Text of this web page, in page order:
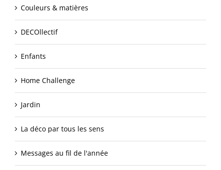
Couleurs & matières
DECOllectif
Enfants
Home Challenge
Jardin
La déco par tous les sens
Messages au fil de l'année